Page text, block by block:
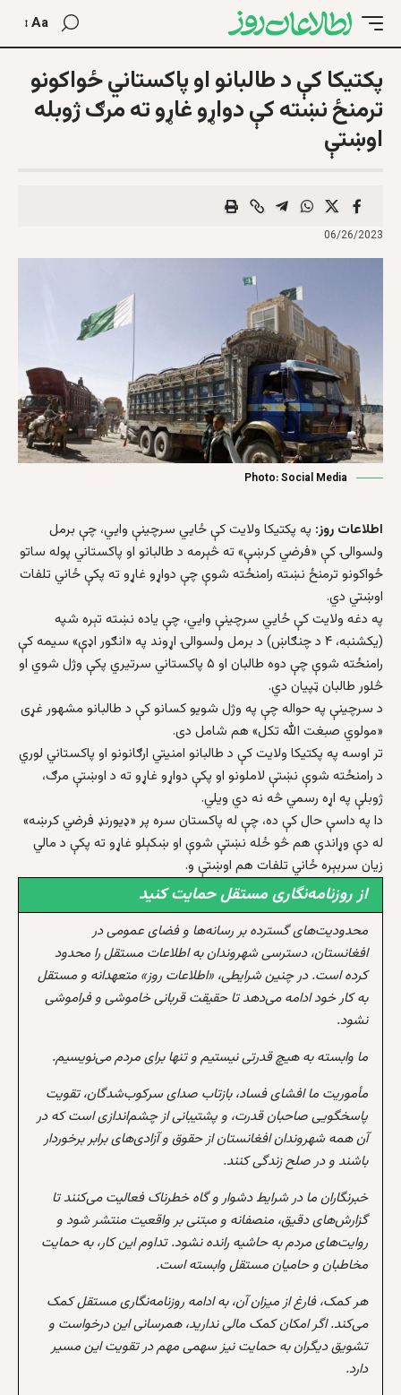
Aa
پکتیکا کې د طالبانو او پاکستاني ځواکونو
ترمنځ نښته کې دواړو غاړو ته مرګ ژوبله
اوښتې
06/26/2023
Photo: Social Media
اطلاعات روز: په پکتیکا ولایت کې ځايي سرچینې وايي، چې برمل
ولسوالۍ کې «فرضي کرښې» ته څېرمه د طالبانو او پاکستاني پوله ساتو
ځواکونو ترمنځ نښته رامنځته شوې چې دواړو غاړو ته پکې ځاني تلفات
اوښتي دي.
په دغه ولایت کې ځايي سرچینې وايي، چې یاده نښته تېره شپه
(یکشنبه، ۴ د چنګاښ) د برمل ولسوالۍ اړوند په «انګور اډې» سیمه کې
رامنځته شوې چې دوه طالبان او ۵ پاکستاني سرتیري پکې وژل شوي او
څلور طالبان ټپیان دي.
د سرچینې په حواله چې په وژل شویو کسانو کې د طالبانو مشهور غړی
«مولوي صبغت الله تکل» هم شامل دی.
تر اوسه په پکتیکا ولایت کې د طالبانو امنیتي ارګانونو او پاکستاني لوري
د رامنځته شوې نښتې لاملونو او پکې دواړو غاړو ته د اوښتې مرګ،
ژوبلې په اړه رسمي څه نه دي ویلي.
دا په داسې حال کې ده، چې له پاکستان سره پر «ډیورنډ فرضي کرښه»
له دې وړاندې هم څو ځله نښتې شوې او ښکېلو غاړو ته پکې د مالي
زیان سربېره ځاني تلفات هم اوښتې و.
از روزنامه‌نگاری مستقل حمایت کنید
محدودیت‌های گسترده بر رسانه‌ها و فضای عمومی در
افغانستان، دسترسی شهروندان به اطلاعات مستقل را محدود
کرده است. در چنین شرایطی، «اطلاعات روز» متعهدانه و مستقل
به کار خود ادامه می‌دهد تا حقیقت قربانی خاموشی و فراموشی
نشود.
ما وابسته به هیچ قدرتی نیستیم و تنها برای مردم می‌نویسیم.
مأموریت ما افشای فساد، بازتاب صدای سرکوب‌شدگان، تقویت
پاسخگویی صاحبان قدرت، و پشتیبانی از چشم‌اندازی است که در
آن همه شهروندان افغانستان از حقوق و آزادی‌های برابر برخوردار
باشند و در صلح زندگی کنند.
خبرنگاران ما در شرایط دشوار و گاه خطرناک فعالیت می‌کنند تا
گزارش‌های دقیق، منصفانه و مبتنی بر واقعیت منتشر شود و
روایت‌های مردم به حاشیه رانده نشود. تداوم این کار، به حمایت
مخاطبان و حامیان مستقل وابسته است.
هر کمک، فارغ از میزان آن، به ادامه روزنامه‌نگاری مستقل کمک
می‌کند. اگر امکان کمک مالی ندارید، همرسانی این درخواست و
تشویق دیگران به حمایت نیز سهمی مهم در تقویت این مسیر
دارد.